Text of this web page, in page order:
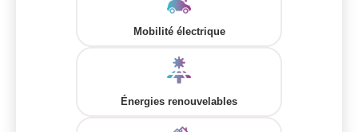
Mobilité électrique
Énergies renouvelables